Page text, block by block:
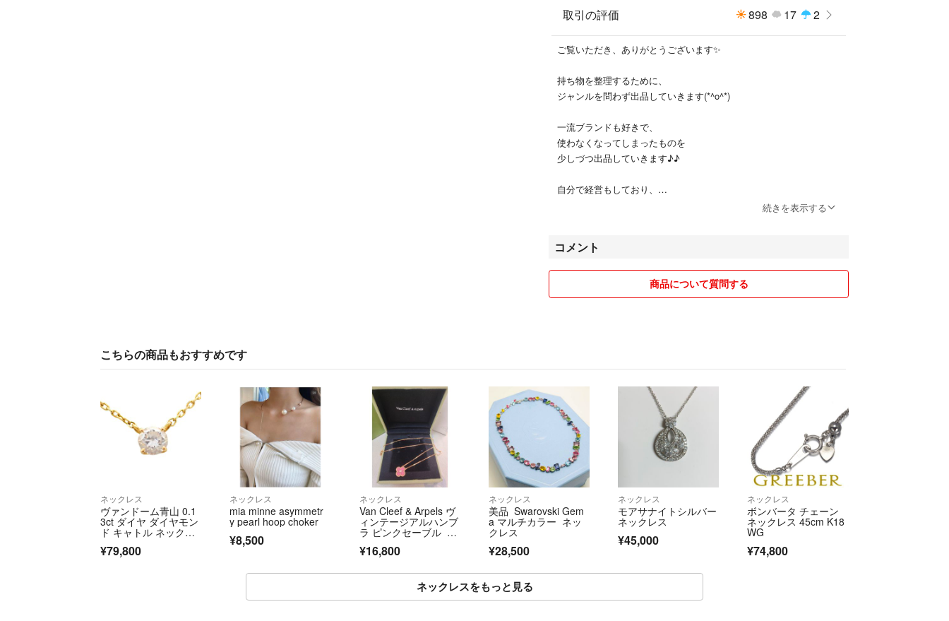
季節の箸置き
モダン シンプル
カトラリーレスト
シルバーレスト
お箸置き
ナイフ置き
お上品 シンプル
特別感 特別日
ティータイム
冨澤商店
ヴィンテージ
フランフラン
クチポール
記念日 花リム
おしゃれピクニック
韓国雑貨
北欧カフェ
#北欧暮らしの道具店
北欧雑貨
高級食器
フランス食器
クリストフル
ピュータープレート
結婚式 還暦祝 成人式
取引の評価 898 17 2
ご覧いただき、ありがとうございます✨
持ち物を整理するために、
ジャンルを問わず出品していきます(*^o^*)
一流ブランドも好きで、
使わなくなってしまったものを
少しづつ出品していきます♪♪
自分で経営もしており、
お手数ですが再度メッセージいただけたらと思います。
気持ちのいい取引をしたいと思ってます☆
★お品物★
自宅保管のため、ご理解いただける方に♪♪
★発送★
基本、普通郵便か定型外で送ります(^o^)/
保証付がいい方は金額プラスにて、
変更いたします☆
普通郵便での発送してからの紛失などについては、
責任負いかねますので、ご了承お願い致します。
割引もいたしますので、コメントくださいね♪♪
続きを表示する
コメント
商品について質問する
こちらの商品もおすすめです
ネックレス
ヴァンドーム青山 0.1
3ct ダイヤ ダイヤモン
ド キャトル ネックレ
ス ペンダント 750 K1
8 1粒 1P 5269
¥79,800
ネックレス
mia minne asymmetr
y pearl hoop choker
¥8,500
ネックレス
Van Cleef & Arpels ヴ
ィンテージアルハンブ
ラ ピンクセーブル ネ
ックレス 2015年ホリ
デー ピンクゴールド
¥16,800
ネックレス
美品 Swarovski Gem
a マルチカラー ネッ
クレス
¥28,500
ネックレス
モアサナイトシルバー
ネックレス
¥45,000
ネックレス
ボンバータ チェーン
ネックレス 45cm K18
WG
¥74,800
ネックレスをもっと見る